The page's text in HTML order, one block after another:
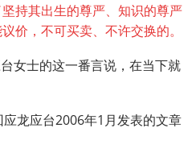
持其出生的尊严、知识的尊严
价，不可买卖、不许交换的。
女士的这一番言说，在当下就
龙应台2006年1月发表的文章